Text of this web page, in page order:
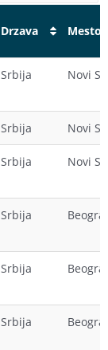
Drzava Mesto
Drzava Mesto
Srbija Novi
Srbija Novi
Srbija Novi
Srbija
Srbija
Srbija